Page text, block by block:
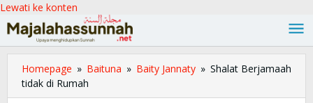
Lewati ke konten
Homepage » Baituna » Baity Jannaty » Shalat Berjamaah
tidak di Rumah